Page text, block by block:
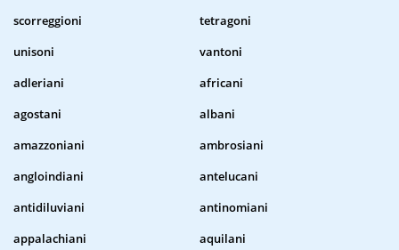
scorreggioni
tetragoni
unisoni
vantoni
adleriani
africani
agostani
albani
amazzoniani
ambrosiani
angloindiani
antelucani
antidiluviani
antinomiani
appalachiani
aquilani